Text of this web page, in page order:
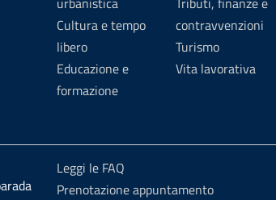
Cultura e tempo
libero
Educazione e
formazione
contravvenzioni
Turismo
Vita lavorativa
Leggi le FAQ
Prenotazione appuntamento